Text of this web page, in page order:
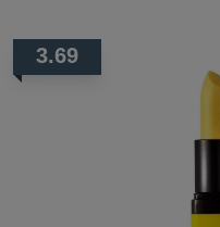
3.69